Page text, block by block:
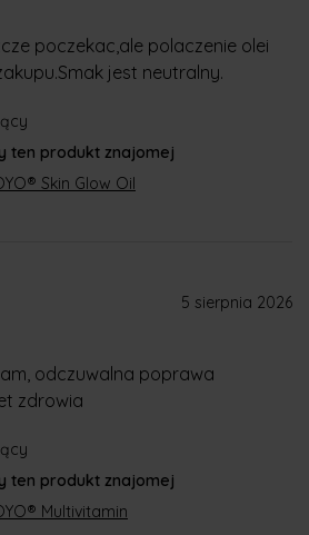
poczekac,ale polaczenie olei
jest neutralny.
ten produkt znajomej
Skin Glow Oil
5 sierpnia 2026
odczuwalna poprawa
zdrowia
ten produkt znajomej
Multivitamin